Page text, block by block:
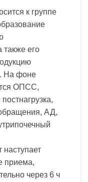
к группе
также его
На фоне
ОПСС,
АД,
приема,
через 6 ч